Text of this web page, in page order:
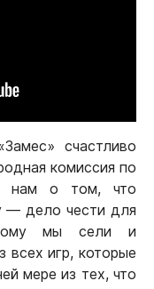
счастливо
комиссия по
нам о том, что
— дело чести для
мы сели и
всех игр, которые
мере из тех, что